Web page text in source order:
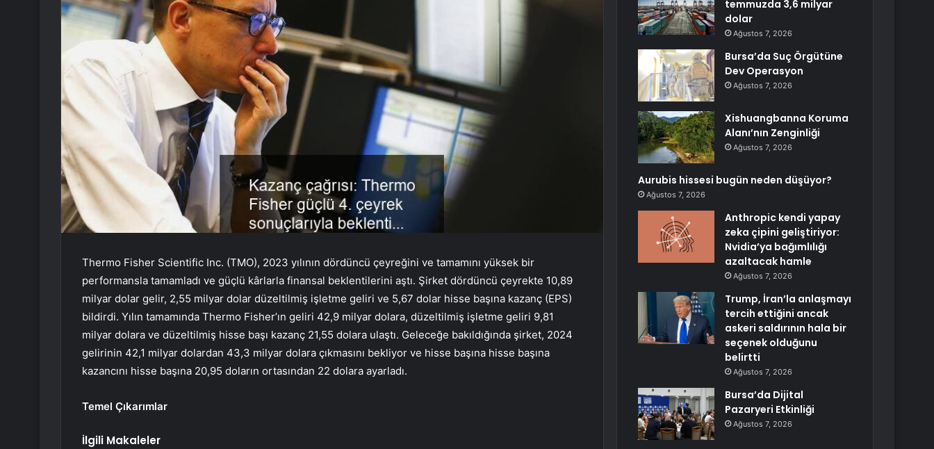
Thermo Fisher Scientific Inc. (TMO), 2023 yılının dördüncü çeyreğini ve tamamını yüksek bir
performansla tamamladı ve güçlü kârlarla finansal beklentilerini aştı. Şirket dördüncü çeyrekte 10,89
milyar dolar gelir, 2,55 milyar dolar düzeltilmiş işletme geliri ve 5,67 dolar hisse başına kazanç (EPS)
bildirdi. Yılın tamamında Thermo Fisher’ın geliri 42,9 milyar dolara, düzeltilmiş işletme geliri 9,81
milyar dolara ve düzeltilmiş hisse başı kazanç 21,55 dolara ulaştı. Geleceğe bakıldığında şirket, 2024
gelirinin 42,1 milyar dolardan 43,3 milyar dolara çıkmasını bekliyor ve hisse başına hisse başına
kazancını hisse başına 20,95 doların ortasından 22 dolara ayarladı.
Temel Çıkarımlar
İlgili Makaleler
temmuzda 3,6 milyar
dolar
Ağustos 7, 2026
Bursa’da Suç Örgütüne
Dev Operasyon
Ağustos 7, 2026
Xishuangbanna Koruma
Alanı’nın Zenginliği
Ağustos 7, 2026
Aurubis hissesi bugün neden düşüyor?
Ağustos 7, 2026
Anthropic kendi yapay
zeka çipini geliştiriyor:
Nvidia’ya bağımlılığı
azaltacak hamle
Ağustos 7, 2026
Trump, İran’la anlaşmayı
tercih ettiğini ancak
askeri saldırının hala bir
seçenek olduğunu
belirtti
Ağustos 7, 2026
Bursa’da Dijital
Pazaryeri Etkinliği
Ağustos 7, 2026